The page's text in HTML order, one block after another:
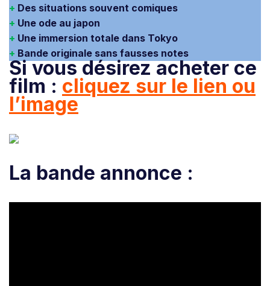
+ Des situations souvent comiques
+ Une ode au japon
+ Une immersion totale dans Tokyo
+ Bande originale sans fausses notes
Si vous désirez acheter ce
film : cliquez sur le lien ou
l’image
La bande annonce :